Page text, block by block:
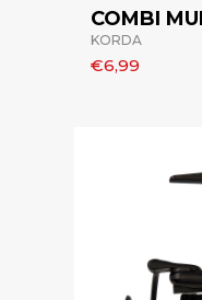
COMBI
KORDA
€6,99